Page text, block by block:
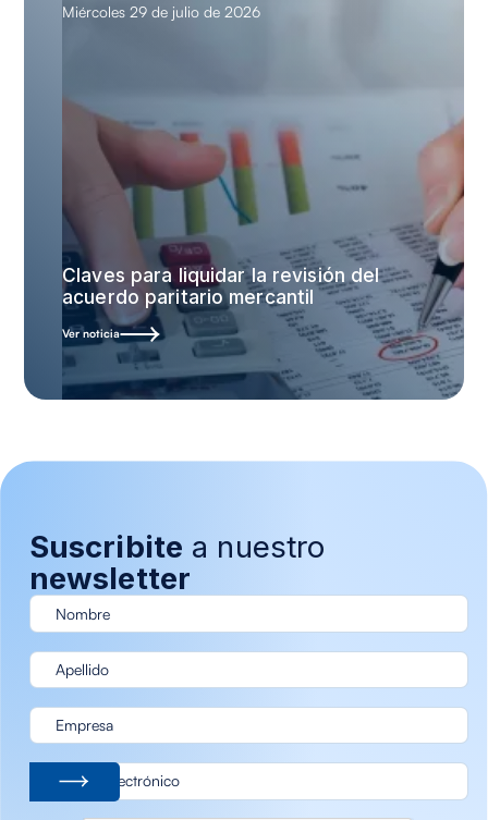
Miércoles 29 de julio de 2026
Claves para liquidar la revisión del
acuerdo paritario mercantil
Ver noticia
Suscribite a nuestro
newsletter